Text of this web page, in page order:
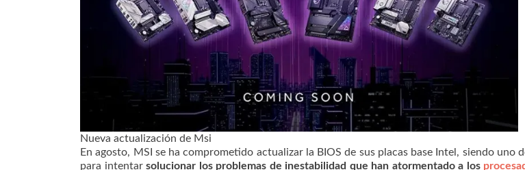
Nueva actualización de Msi
En agosto, MSI se ha comprometido actualizar la BIOS de sus placas base Intel, siendo uno
para intentarsolucionar los problemas de inestabilidad que han atormentado a los